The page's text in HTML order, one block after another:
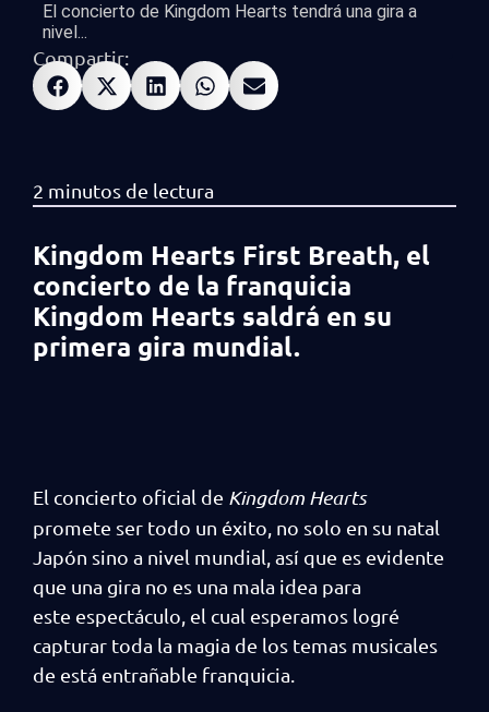
El concierto de Kingdom Hearts tendrá una gira a
nivel...
Compartir:
Kingdom Hearts First Breath, el
concierto de la franquicia
Kingdom Hearts saldrá en su
primera gira mundial.
El concierto oficial de Kingdom Hearts
promete ser todo un éxito, no solo en su natal
Japón sino a nivel mundial, así que es evidente
que una gira no es una mala idea para
este espectáculo, el cual esperamos logré
capturar toda la magia de los temas musicales
de está entrañable franquicia.